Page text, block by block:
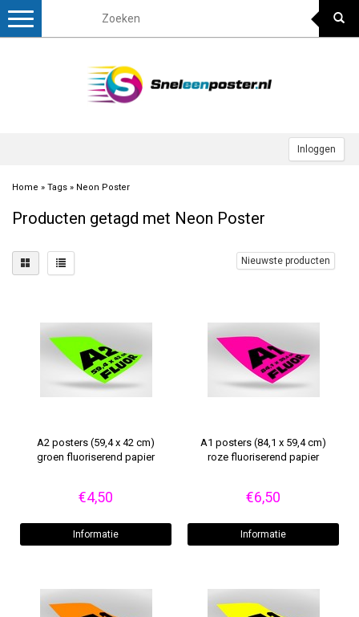
Inloggen
Toggle
Home » Tags » Neon Poster
Producten getagd met Neon Poster
Nieuwste producten
A2 posters (59,4 x 42 cm)
groen fluoriserend papier
€4,50
Informatie
A1 posters (84,1 x 59,4 cm)
roze fluoriserend papier
€6,50
Informatie